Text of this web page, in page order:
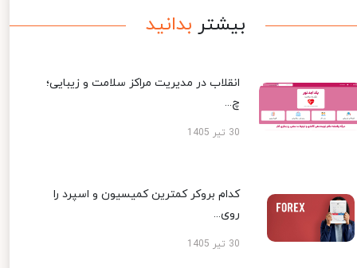
بیشتر بدانید
انقلاب در مدیریت مراکز سلامت و زیبایی؛
چ...
30 تیر 1405
کدام بروکر کمترین کمیسیون و اسپرد را
روی...
30 تیر 1405